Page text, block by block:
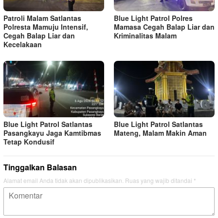
Patroli Malam Satlantas
Polresta Mamuju Intensif,
Cegah Balap Liar dan
Kecelakaan
Blue Light Patrol Polres
Mamasa Cegah Balap Liar dan
Kriminalitas Malam
Blue Light Patrol Satlantas
Pasangkayu Jaga Kamtibmas
Tetap Kondusif
Blue Light Patrol Satlantas
Mateng, Malam Makin Aman
Tinggalkan Balasan
Alamat email Anda tidak akan dipublikasikan. Ruas yang wajib ditandai *